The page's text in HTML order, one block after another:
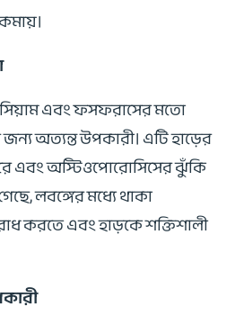
এবং ফসফরাসের মতো
অত্যন্ত উপকারী। এটি হাড়ের
এবং অস্টিওপোরোসিসের ঝুঁকি
লবঙ্গের মধ্যে থাকা
করতে এবং হাড়কে শক্তিশালী